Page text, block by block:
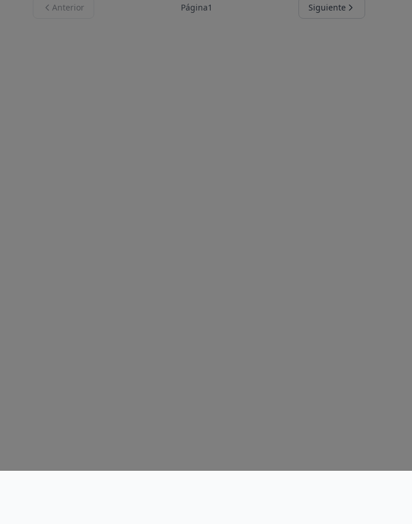
Anterior Página1 Siguiente